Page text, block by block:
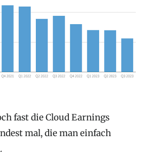
fast die Cloud Earnings
mal, die man einfach